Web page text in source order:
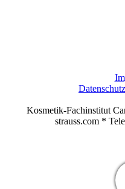
Kosmetik-Fachinstitut
strauss.com *